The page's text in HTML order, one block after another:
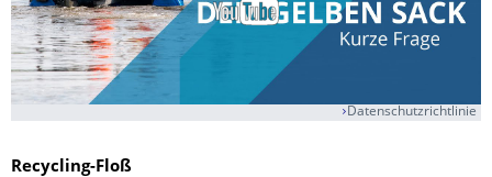
Datenschutzrichtlinie
Recycling-Floß